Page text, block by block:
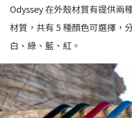
Odyssey 在外殼材質有提供兩
材質，共有 5 種顏色可選擇，
白、綠、藍、紅。